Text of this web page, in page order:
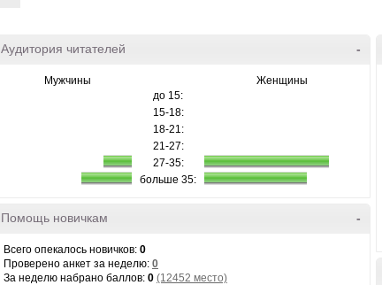
-
Аудитория читателей
Мужчины
Женщины
до 15:
15-18:
18-21:
21-27:
27-35:
больше 35:
-
Помощь новичкам
Всего опекалось новичков: 0
Проверено анкет за неделю: 0
За неделю набрано баллов: 0 (12452 место)